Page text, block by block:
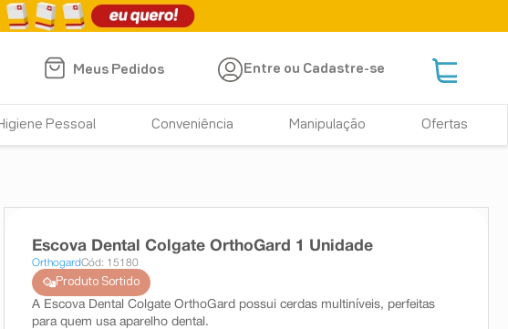
Meus Pedidos Entre ou Cadastre-se
Pessoal Conveniência Manipulação Ofertas
Escova Dental Colgate OrthoGard 1 Unidade
OrthogardCód: 15180
Produto Sortido
A Escova Dental Colgate OrthoGard possui cerdas multiníveis, perfeitas
para quem usa aparelho dental.